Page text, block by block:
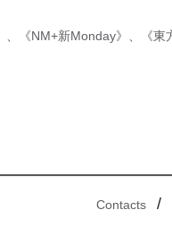
《NM+新Monday》 《東
Contacts /